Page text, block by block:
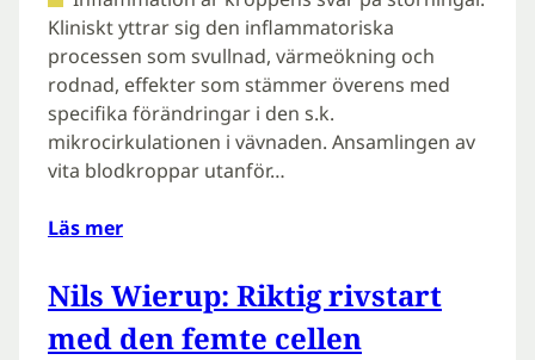
Kliniskt yttrar sig den inflammatoriska
processen som svullnad, värmeökning och
rodnad, effekter som stämmer överens med
specifika förändringar i den s.k.
mikrocirkulationen i vävnaden. Ansamlingen av
vita blodkroppar utanför…
Läs mer
Nils Wierup: Riktig rivstart
med den femte cellen